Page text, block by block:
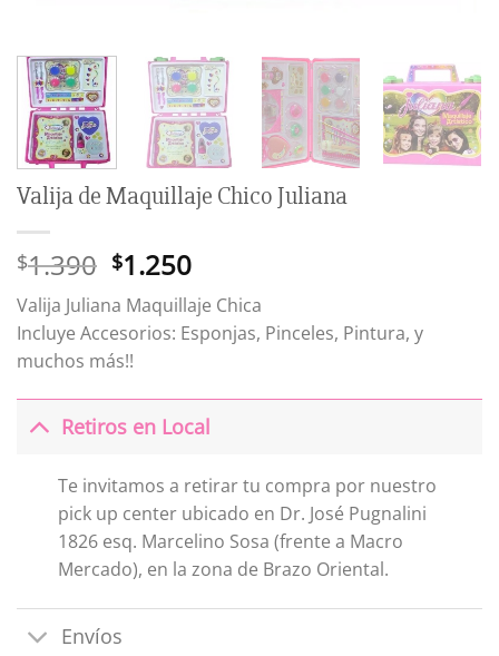
Valija de Maquillaje Chico Juliana
$1.390 El
precio
original
era:
$1.390.
$1.250El
precio
actual
es:
Valija Juliana Maquillaje Chica
Incluye Accesorios: Esponjas, Pinceles, Pintura, y
muchos más!!
Retiros en Local
Te invitamos a retirar tu compra por nuestro
pick up center ubicado en Dr. José Pugnalini
1826 esq. Marcelino Sosa (frente a Macro
Mercado), en la zona de Brazo Oriental.
Envíos